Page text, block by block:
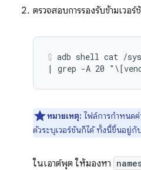
ตรวจสอบการรองรับข้ามเวอ
adb shell cat /
| grep -A 20
หมายเหตุ: ไฟล์การกำหนด
ตัวระบุเวอร์ชันก็ได้ ทั้งนี้ขึ้นอยู่
ในเอาต์พุต ให้มองหา